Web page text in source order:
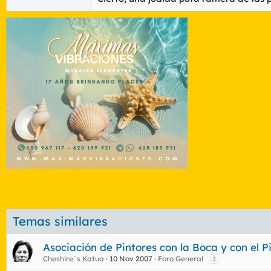
Temas similares
Asociación de Pintores con la Boca y con el
Cheshire´s Katua 10 Nov 2007 Foro General 2